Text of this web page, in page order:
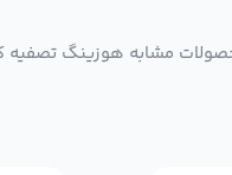
مشابه هوزینگ تصفیه